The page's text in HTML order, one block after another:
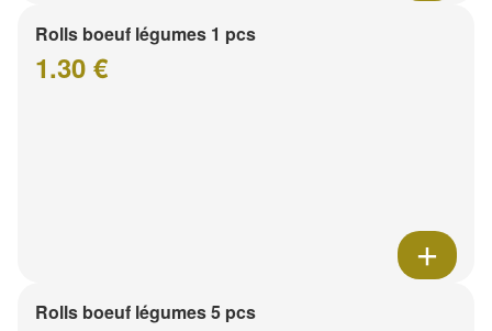
Rolls boeuf légumes 1 pcs
1.30 €
Rolls boeuf légumes 5 pcs